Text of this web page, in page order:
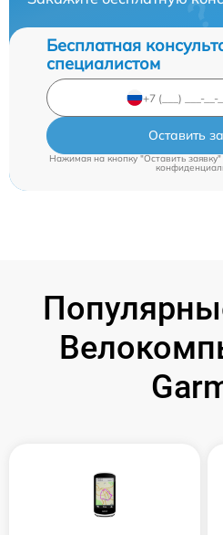
Бесплатная
специалистом
Оставить
Нажимая на кнопку "Оставить